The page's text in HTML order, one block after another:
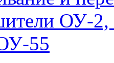
ОУ-
55